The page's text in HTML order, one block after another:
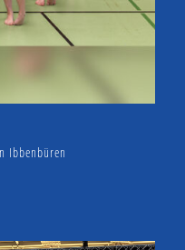
Ibbenbüren